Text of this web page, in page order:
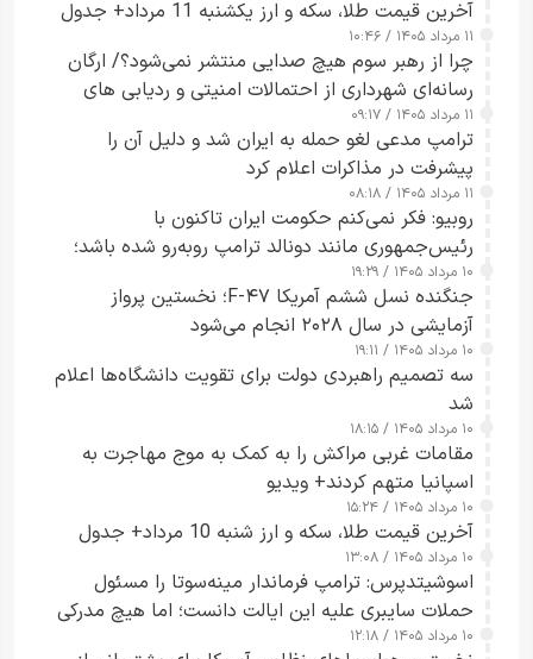
آخرین قیمت طلا، سکه و ارز یکشنبه 11 مرداد+ جدول
۱۱ مرداد ۱۴۰۵ / ۱۰:۴۶
چرا از رهبر سوم هیچ صدایی منتشر نمی‌شود؟/ ارگان
رسانه‌ای شهرداری از احتمالات امنیتی و ردیابی های
جاسوسی گفت
۱۱ مرداد ۱۴۰۵ / ۰۹:۱۷
ترامپ مدعی لغو حمله به ایران شد و دلیل آن را
پیشرفت در مذاکرات اعلام کرد
۱۱ مرداد ۱۴۰۵ / ۰۸:۱۸
روبیو: فکر نمی‌کنم حکومت ایران تاکنون با
رئیس‌جمهوری مانند دونالد ترامپ روبه‌رو شده باشد؛
کسی که واقعاً دست به اقدام می‌زند
۱۰ مرداد ۱۴۰۵ / ۱۹:۲۹
جنگنده نسل ششم آمریکا F-۴۷؛ نخستین پرواز
آزمایشی در سال ۲۰۲۸ انجام می‌شود
۱۰ مرداد ۱۴۰۵ / ۱۹:۱۱
سه تصمیم راهبردی دولت برای تقویت دانشگاه‌ها اعلام
شد
۱۰ مرداد ۱۴۰۵ / ۱۸:۱۵
مقامات غربی مراکش را به کمک به موج مهاجرت به
اسپانیا متهم کردند+ ویدیو
۱۰ مرداد ۱۴۰۵ / ۱۵:۲۴
آخرین قیمت طلا، سکه و ارز شنبه 10 مرداد+ جدول
۱۰ مرداد ۱۴۰۵ / ۱۳:۰۸
اسوشیتدپرس: ترامپ فرماندار مینه‌سوتا را مسئول
حملات سایبری علیه این ایالت دانست؛ اما هیچ مدرکی
ارائه نکرد
۱۰ مرداد ۱۴۰۵ / ۱۲:۱۸